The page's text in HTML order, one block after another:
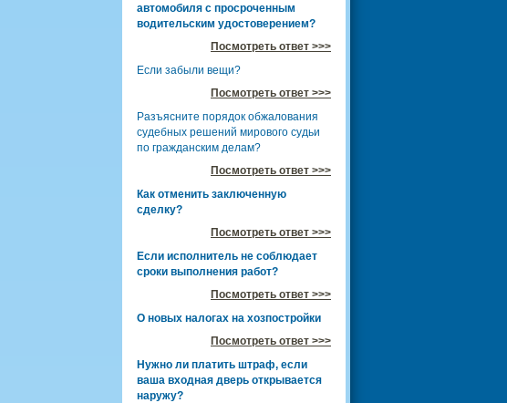
автомобиля с просроченным
водительским удостоверением?
Посмотреть ответ >>>
Если забыли вещи?
Посмотреть ответ >>>
Разъясните порядок обжалования
судебных решений мирового судьи
по гражданским делам?
Посмотреть ответ >>>
Как отменить заключенную
сделку?
Посмотреть ответ >>>
Если исполнитель не соблюдает
сроки выполнения работ?
Посмотреть ответ >>>
О новых налогах на хозпостройки
Посмотреть ответ >>>
Нужно ли платить штраф, если
ваша входная дверь открывается
наружу?